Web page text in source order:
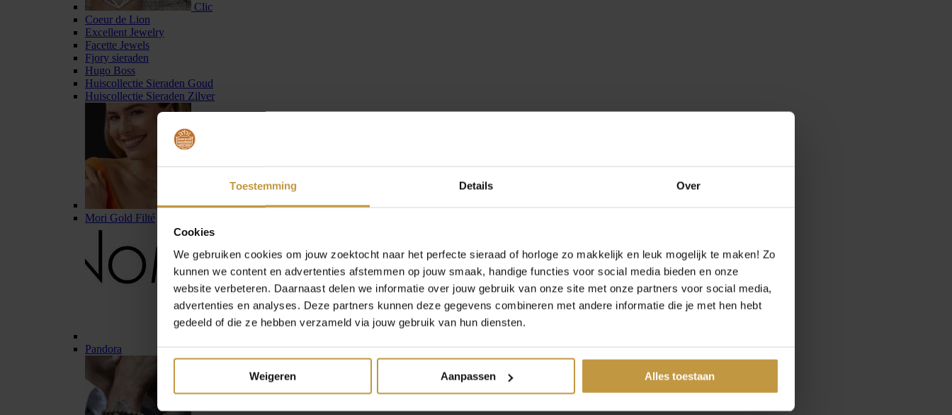
Toestemming Details Over
Cookies
We gebruiken cookies om jouw zoektocht naar het perfecte sieraad of horloge zo makkelijk en leuk mogelijk te maken! Zo
kunnen we content en advertenties afstemmen op jouw smaak, handige functies voor social media bieden en onze
website verbeteren. Daarnaast delen we informatie over jouw gebruik van onze site met onze partners voor social media,
advertenties en analyses. Deze partners kunnen deze gegevens combineren met andere informatie die je met hen hebt
gedeeld of die ze hebben verzameld via jouw gebruik van hun diensten.
Weigeren Aanpassen Alles toestaan
Clic
Coeur de Lion
Excellent Jewelry
Facette Jewels
Fjory sieraden
Hugo Boss
Huiscollectie Sieraden Goud
Huiscollectie Sieraden Zilver
Jackie Gold
Mori Gold Filté
Pandora